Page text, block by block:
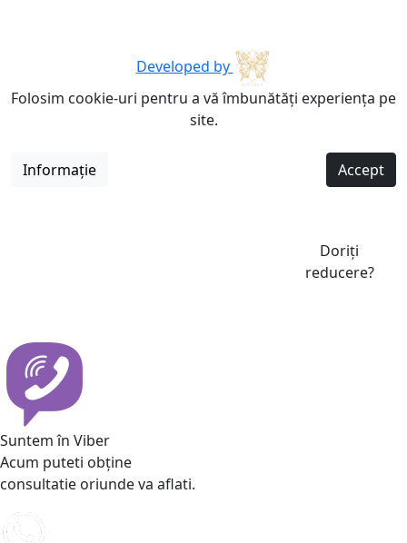
Developed by
Folosim cookie-uri pentru a vă îmbunătăți experiența pe
site.
Informație Accept
Doriți
reducere?
Suntem în Viber
Acum puteti obține
consultatie oriunde va aflati.